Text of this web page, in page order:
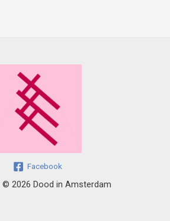
Facebook
© 2026 Dood in Amsterdam